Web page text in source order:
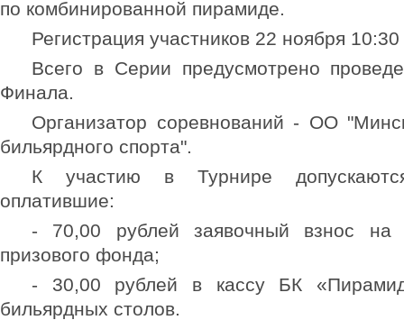
по комбинированной пирамиде.
Регистрация участников 22 ноября
Всего в Серии предусмотрено
Финала.
Организатор соревнований - ОО
бильярдного спорта".
К участию в Турнире
оплатившие:
- 70,00 рублей заявочный взнос на
призового фонда;
- 30,00 рублей в кассу БК
бильярдных столов.